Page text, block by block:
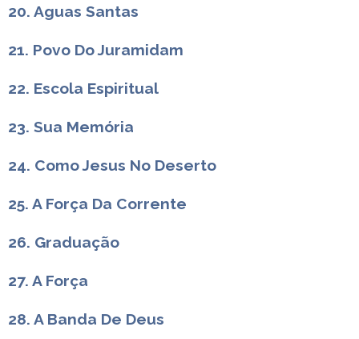
20. Aguas Santas
21. Povo Do Juramidam
22. Escola Espiritual
23. Sua Memória
24. Como Jesus No Deserto
25. A Força Da Corrente
26. Graduação
27. A Força
28. A Banda De Deus